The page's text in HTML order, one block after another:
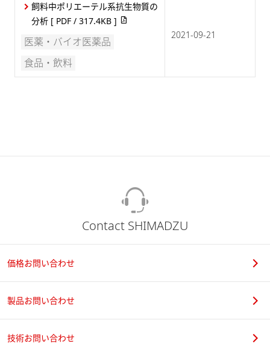
飼料中ポリエーテル系抗生物質の
分析 [ PDF / 317.4KB ]
医薬・バイオ医薬品
食品・飲料
2021-09-21
Contact SHIMADZU
価格お問い合わせ
製品お問い合わせ
技術お問い合わせ